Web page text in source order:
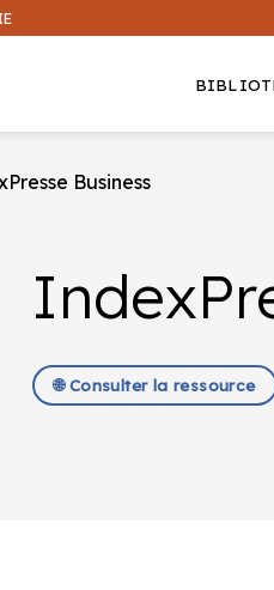
Business
🌐 Consulter la ressource